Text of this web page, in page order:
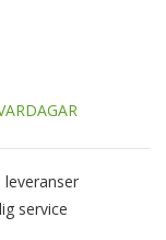
leveranser
service